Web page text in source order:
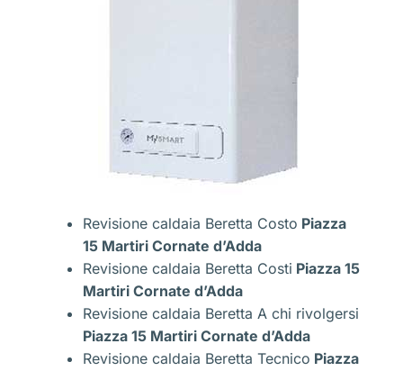
Revisione caldaia Beretta Costo Piazza
15 Martiri Cornate d’Adda
Revisione caldaia Beretta Costi Piazza 15
Martiri Cornate d’Adda
Revisione caldaia Beretta A chi rivolgersi
Piazza 15 Martiri Cornate d’Adda
Revisione caldaia Beretta Tecnico Piazza